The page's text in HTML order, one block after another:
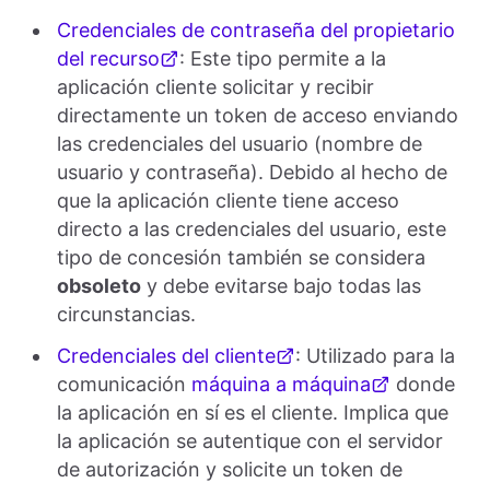
Credenciales de contraseña del propietario
del recurso
: Este tipo permite a la
aplicación cliente solicitar y recibir
directamente un token de acceso enviando
las credenciales del usuario (nombre de
usuario y contraseña). Debido al hecho de
que la aplicación cliente tiene acceso
directo a las credenciales del usuario, este
tipo de concesión también se considera
obsoleto y debe evitarse bajo todas las
circunstancias.
Credenciales del cliente
: Utilizado para la
comunicación máquina a máquina
donde
la aplicación en sí es el cliente. Implica que
la aplicación se autentique con el servidor
de autorización y solicite un token de